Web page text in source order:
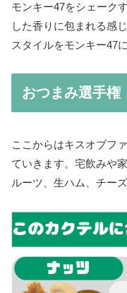
モンキー47をシェーク
した香りに包まれる感
スタイルをモンキー47
おつまみ選手権
ここからはキスオブフ
ていきます。宅飲みや
ルーツ、生ハム、チー